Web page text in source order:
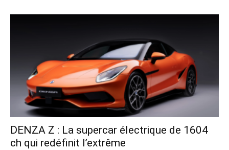
DENZA Z : La supercar électrique de 1604
ch qui redéfinit l’extrême